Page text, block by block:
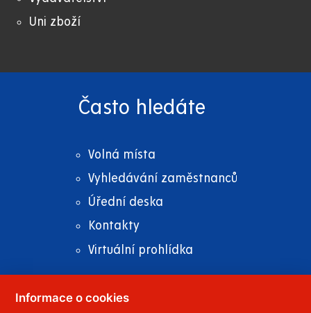
Uni zboží
Často hledáte
Volná místa
Vyhledávání zaměstnanců
Úřední deska
Kontakty
Virtuální prohlídka
Informace o cookies